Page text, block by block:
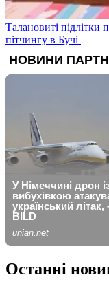
Талановиті підлітки
пітчингу в Бучі
Останні